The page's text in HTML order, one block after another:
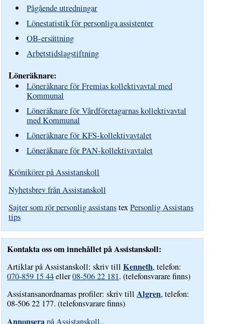
Pågående utredningar
Lönestatistik för personliga assistenter
OB-ersättning
Arbetstidslagstiftning
Löneräknare:
Löneräknare för Fremias kollektivavtal med
Kommunal
Löneräknare för Vårdföretagarnas kollektivavtal
med Kommunal
Löneräknare för KFS-kollektivavtalet
Löneräknare för PAN-kollektivavtalet
Krönikörer på Assistanskoll
Nyhetsbrev från Assistanskoll
Sajter som rör personlig assistanstexPersonlig Assistans
tips
Kontakta oss om innehållet på Assistanskoll:
Artiklar på Assistanskoll: skriv tillKenneth, telefon:
070-859 15 44eller08-506 22 181. (telefonsvarare finns)
Assistansanordnarnas profiler: skriv tillAlgren, telefon:
08-506 22 177. (telefonsvarare finns)
Annonserapå Assistanskoll..